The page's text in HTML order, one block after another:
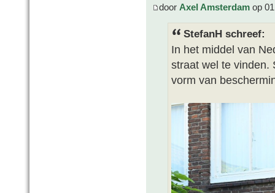
door Axel Amsterdam op
StefanH schreef:
In het middel van
straat wel te vinden.
vorm van